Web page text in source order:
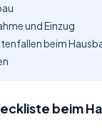
und Einzug
beim
beim